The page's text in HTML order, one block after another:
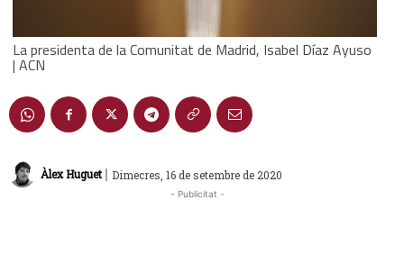
La presidenta de la Comunitat de Madrid, Isabel Díaz Ayuso
| ACN
Àlex Huguet | Dimecres, 16 de setembre de 2020
- Publicitat -